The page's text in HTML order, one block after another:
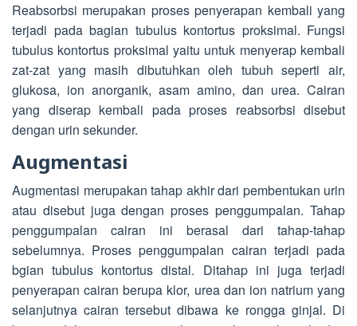
Reabsorbsi merupakan proses penyerapan kembali yang
terjadi pada bagian tubulus kontortus proksimal. Fungsi
tubulus kontortus proksimal yaitu untuk menyerap kembali
zat-zat yang masih dibutuhkan oleh tubuh seperti air,
glukosa, ion anorganik, asam amino, dan urea. Cairan
yang diserap kembali pada proses reabsorbsi disebut
dengan urin sekunder.
Augmentasi
Augmentasi merupakan tahap akhir dari pembentukan urin
atau disebut juga dengan proses penggumpalan. Tahap
penggumpalan cairan ini berasal dari tahap-tahap
sebelumnya. Proses penggumpalan cairan terjadi pada
bgian tubulus kontortus distal. Ditahap ini juga terjadi
penyerapan cairan berupa klor, urea dan ion natrium yang
selanjutnya cairan tersebut dibawa ke rongga ginjal. Di